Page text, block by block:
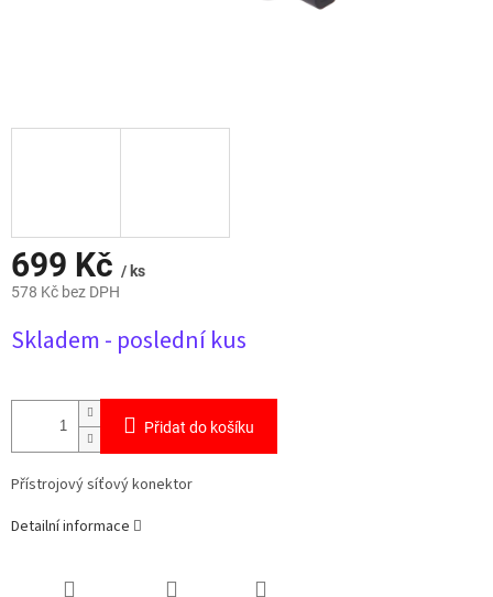
699 Kč / ks
578 Kč bez DPH
cena:
Skladem - poslední kus
Přidat do košíku
Přístrojový síťový konektor
Detailní informace